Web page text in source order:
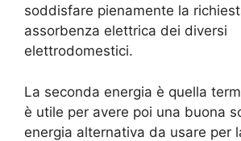
soddisfare pienamente la
assorbenza elettrica dei diversi
elettrodomestici.
La seconda energia è quella
è utile per avere poi una buona
energia alternativa da usare per